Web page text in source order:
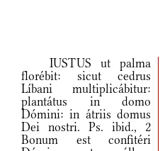
IUSTUS ut palma
florébit: sicut cedrus
Líbani multiplicábitur:
plantátus in domo
Dómini: in átriis domus
Dei nostri. Ps. ibid., 2
Bonum est confitéri